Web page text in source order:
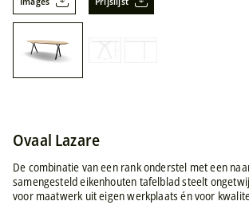
Ovaal Lazare
De combinatie van een rank onderstel met een
samengesteld eikenhouten tafelblad steelt
voor maatwerk uit eigen werkplaats én voor